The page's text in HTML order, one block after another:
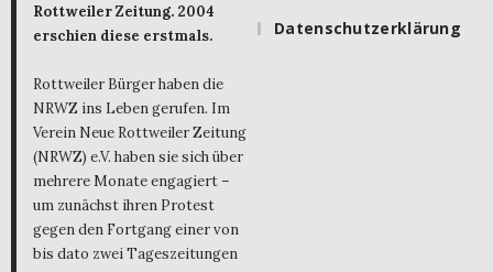
Rottweiler Zeitung. 2004
erschien diese erstmals.
Rottweiler Bürger haben die
NRWZ ins Leben gerufen. Im
Verein Neue Rottweiler Zeitung
(NRWZ) e.V. haben sie sich über
mehrere Monate engagiert –
um zunächst ihren Protest
gegen den Fortgang einer von
bis dato zwei Tageszeitungen
Datenschutzerklärung